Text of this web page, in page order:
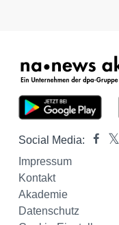
Social Media:
Impressum
Kontakt
Akademie
Datenschutz